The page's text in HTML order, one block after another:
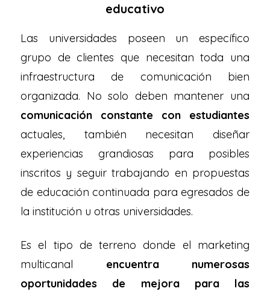
educativo
Las universidades poseen un específico
grupo de clientes que nece­sitan toda una
infraestructura de comunicación bien
organizada. No solo deben mantener una
comunicación constante con estudiantes
actuales, también necesitan diseñar
experiencias grandiosas para posibles
inscritos y seguir trabajando en propuestas
de educación continuada para egresados de
la institución u otras universidades.
Es el tipo de terreno donde el marketing
multicanal encuentra numerosas
oportunidades de mejora para las